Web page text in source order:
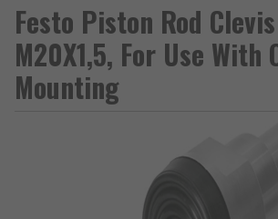
Festo Piston Rod
M20X1,5, For Use With
Mounting